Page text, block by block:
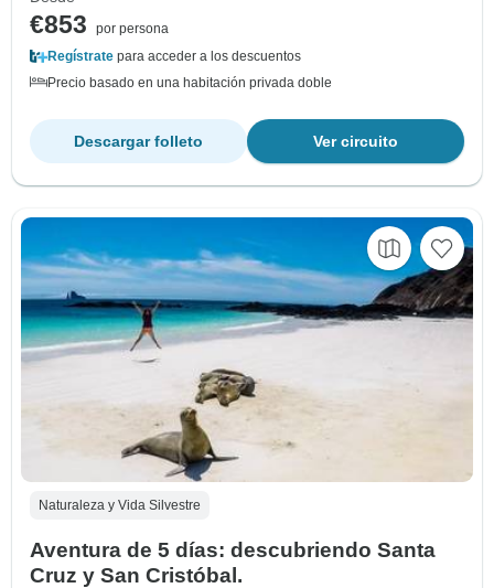
€853
por persona
Regístrate para acceder a los descuentos
Precio basado en una habitación privada doble
Ver circuito
Descargar folleto
Naturaleza y Vida Silvestre
Aventura de 5 días: descubriendo Santa
Cruz y San Cristóbal.